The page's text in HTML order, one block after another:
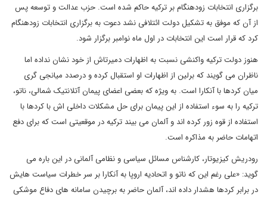
برگزاری انتخابات زودهنگام بر ترکیه حاکم شده است. حزب عدالت و توسعه پس
از آن که موفق به تشکیل دولت ائتلافی نشد دعوت به برگزاری انتخابات زودهنگام
کرد که قرار است این انتخابات در اول ماه نوامبر برگزار شود.
هنوز دولت ترکیه واکنشی نسبت به اظهارات دمیرتاش از خود نشان نداده اما
ناظران می گویند که برلین از اظهارات او استقبال کرده و درصدد میانجی گری
میان کردها با آنکارا است. به ویژه که بعضی اعضای پیمان آتلانتیک شمالی، ناتو،
ترکیه را به سوء استفاده از این پیمان برای حل مشکلات داخلی اش با کردها با
استفاده از قوه زور کرده اند و آلمان می بیند ترکیه در موقعیتی است که برای دفع
اتهامات حاضر به مذاکره است.
رودریش کیزیوتار، کارشناس مسائل سیاسی و نظامی آلمانی در این باره می
گوید: «علی رغم این که ناتو و اتحادیه اروپا به آنکارا بر سر خطرات سیاست هایش
در برابر کردها هشدار داده اند، آلمان حاضر به برچیدن سامانه های دفاع موشکی